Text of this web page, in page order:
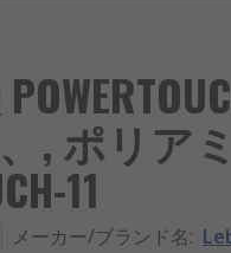
, ポリア
11
メーカー/ブランド名: